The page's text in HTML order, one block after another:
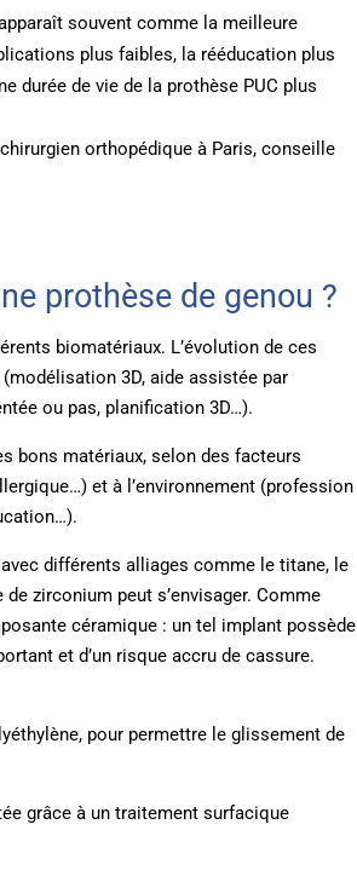
souvent comme la meilleure
plus faibles, la rééducation plus
durée de vie de la prothèse PUC plus
orthopédique à Paris, conseille
prothèse de genou ?
biomatériaux. L’évolution de ces
3D, aide assistée par
ou pas, planification 3D…).
bons matériaux, selon des facteurs
et à l’environnement (profession
différents alliages comme le titane, le
zirconium peut s’envisager. Comme
céramique : un tel implant possède
et d’un risque accru de cassure.
pour permettre le glissement de
grâce à un traitement surfacique